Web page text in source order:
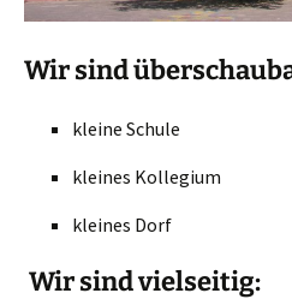
Wir sind
kleine Schule
kleines Kollegium
kleines Dorf
Wir sind vielseitig: